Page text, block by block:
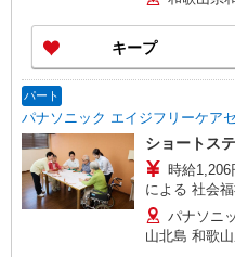
む） 月収例 介護福祉士：【正】月給251,500円〜
実務者研修：
修：【正】月
合計５回、各
キープ
パート
パナソニック エイジフリーケア
ショートス
時給
による 社会
他資格 時給
間外勤務手当
事故無違反
パナソニ
山北島 和歌